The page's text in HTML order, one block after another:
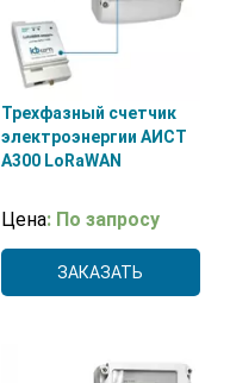
Трехфазный счетчик
электроэнергии АИСТ
А300 LoRaWAN
Цена: По запросу
ЗАКАЗАТЬ